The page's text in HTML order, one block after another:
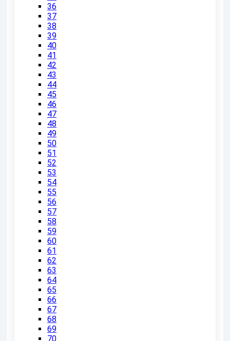
36
37
38
39
40
41
42
43
44
45
46
47
48
49
50
51
52
53
54
55
56
57
58
59
60
61
62
63
64
65
66
67
68
69
70